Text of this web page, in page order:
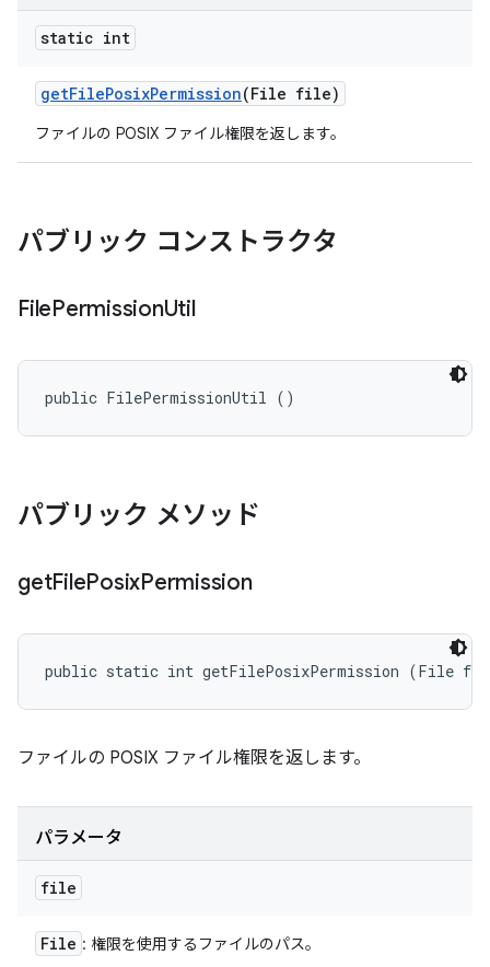
static int
getFilePosixPermission(File file)
ファイルの POSIX ファイル権限を返します。
パブリック コンストラクタ
FilePermissionUtil
public FilePermissionUtil ()
パブリック メソッド
getFilePosixPermission
public static int getFilePosixPermission (File
ファイルの POSIX ファイル権限を返します。
パラメータ
file
File : 権限を使用するファイルのパス。